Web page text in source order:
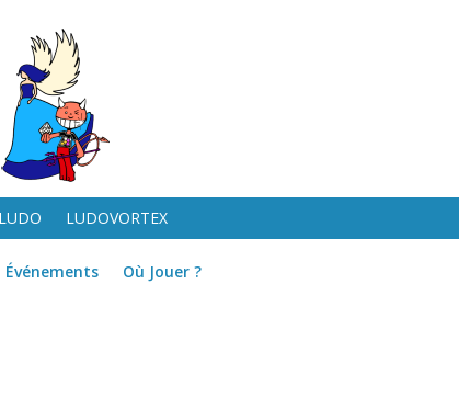
LUDOVORTEX
Événements Où Jouer ?